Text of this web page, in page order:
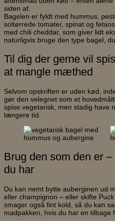
siden af.
Bagelen er fyldt med hummus,
soltørrede tomater, spinat og
med chili cheddar, som giver lidt
naturligvis bruge den type bagel,
Til dig der gerne vil
at mangle mæthed
Selvom opskriften er uden kød,
gør den velegnet som et
spise vegetarisk, men stadig have
længere tid.
Brug den som den er
du har
Du kan nemt bytte auberginen ud
eller champignon – eller skifte
smager også fint kold, så du kan
madpakken, hvis du har en tilbage